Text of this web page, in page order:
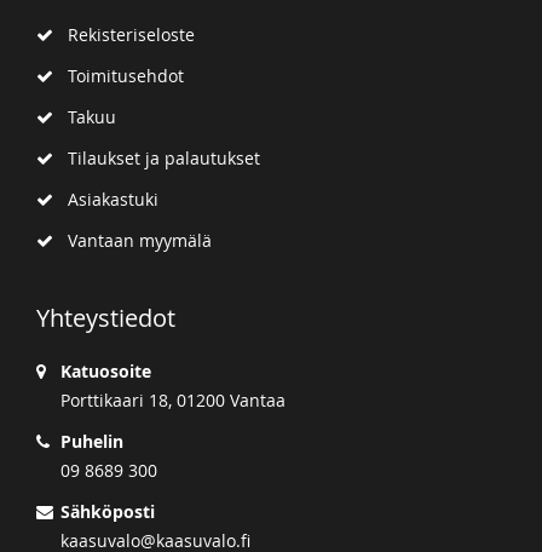
Rekisteriseloste
Toimitusehdot
Takuu
Tilaukset ja palautukset
Asiakastuki
Vantaan myymälä
Yhteystiedot
Katuosoite
Porttikaari 18, 01200 Vantaa
Puhelin
09 8689 300
Sähköposti
kaasuvalo@kaasuvalo.fi